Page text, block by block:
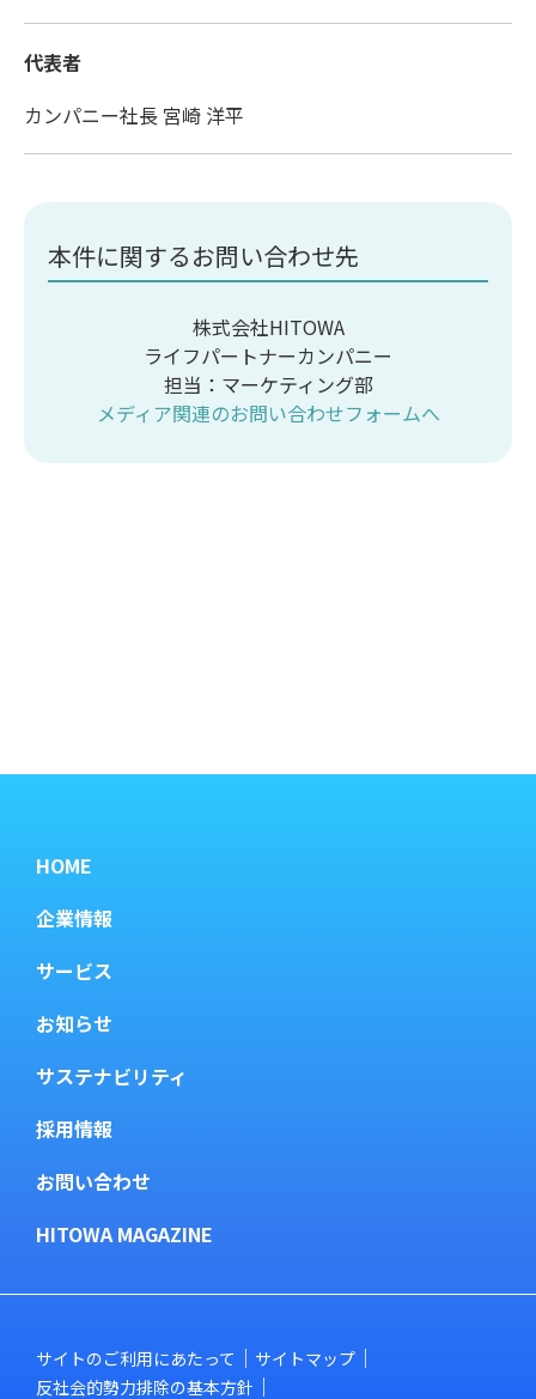
代表者
カンパニー社長 宮崎 洋平
本件に関するお問い合わせ先
株式会社HITOWA
ライフパートナーカンパニー
担当：マーケティング部
メディア関連のお問い合わせフォームへ
HOME
企業情報
サービス
お知らせ
サステナビリティ
採用情報
お問い合わせ
HITOWA MAGAZINE
サイトのご利用にあたって
サイトマップ
反社会的勢力排除の基本方針